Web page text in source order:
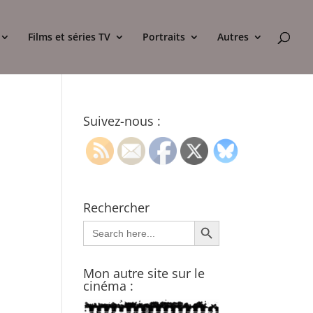
Films et séries TV Portraits Autres
Suivez-nous :
Rechercher
Search
for:
Search Button
Mon autre site sur le
cinéma :